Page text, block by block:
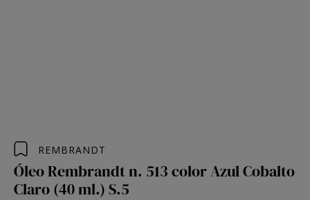
REMBRANDT
Óleo Rembrandt n. 513 color Azul Cobalto
Claro (40 ml.) S.5